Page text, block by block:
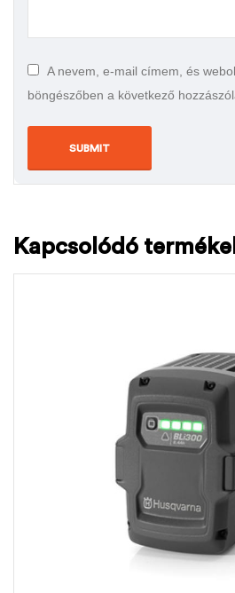
A nevem, e-mail címem, és
böngészőben a következő
Kapcsolódó